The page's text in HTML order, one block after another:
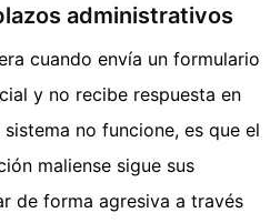
administrativos
cuando envía un formulario
y no recibe respuesta en
no funcione, es que el
maliense sigue sus
de forma agresiva a través